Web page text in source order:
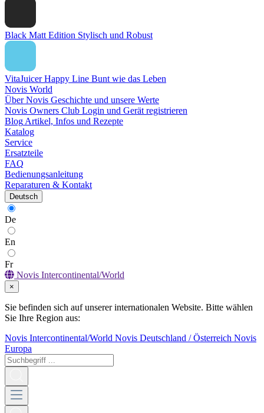
Black Matt Edition Stylisch und Robust
VitaJuicer Happy Line Bunt wie das Leben
Novis World
Über Novis Geschichte und unsere Werte
Novis Owners Club Login und Gerät registrieren
Blog Artikel, Infos und Rezepte
Katalog
Service
Ersatzteile
FAQ
Bedienungsanleitung
Reparaturen & Kontakt
Deutsch
De
En
Fr
Novis Intercontinental/World
×
Sie befinden sich auf unserer internationalen Website. Bitte wählen
Sie Ihre Region aus:
Novis Intercontinental/World Novis Deutschland / Österreich Novis
Europa